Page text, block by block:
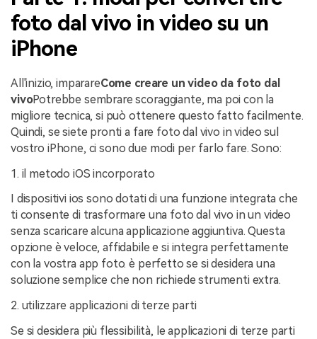
foto dal vivo in video su un
iPhone
All'inizio, imparareCome creare un video da foto dal
vivoPotrebbe sembrare scoraggiante, ma poi con la
migliore tecnica, si può ottenere questo fatto facilmente.
Quindi, se siete pronti a fare foto dal vivo in video sul
vostro iPhone, ci sono due modi per farlo fare. Sono:
1. il metodo iOS incorporato
I dispositivi ios sono dotati di una funzione integrata che
ti consente di trasformare una foto dal vivo in un video
senza scaricare alcuna applicazione aggiuntiva. Questa
opzione è veloce, affidabile e si integra perfettamente
con la vostra app foto. è perfetto se si desidera una
soluzione semplice che non richiede strumenti extra.
2. utilizzare applicazioni di terze parti
Se si desidera più flessibilità, le applicazioni di terze parti